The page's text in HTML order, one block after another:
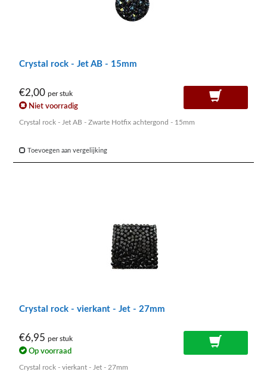
Crystal rock - Jet AB - 15mm
€2,00 per stuk
Niet voorradig
Crystal rock - Jet AB - Zwarte Hotfix achtergond - 15mm
Toevoegen aan vergelijking
Crystal rock - vierkant - Jet - 27mm
€6,95 per stuk
Op voorraad
Crystal rock - vierkant - Jet - 27mm